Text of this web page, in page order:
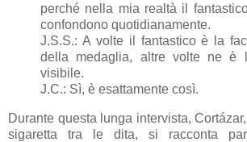
perché nella mia realtà il
confondono quotidianamente.
J.S.S.: A volte il fantastico è la
della medaglia, altre volte ne è
visibile.
J.C.: Sì, è esattamente così.
Durante questa lunga intervista,
sigaretta tra le dita, si racconta